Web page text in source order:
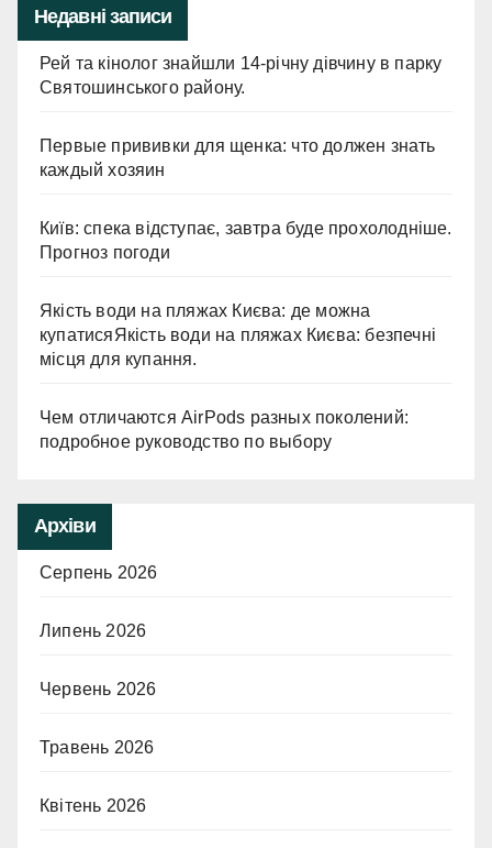
Недавні записи
Рей та кінолог знайшли 14-річну дівчину в парку
Святошинського району.
Первые прививки для щенка: что должен знать
каждый хозяин
Київ: спека відступає, завтра буде прохолодніше.
Прогноз погоди
Якість води на пляжах Києва: де можна
купатисяЯкість води на пляжах Києва: безпечні
місця для купання.
Чем отличаются AirPods разных поколений:
подробное руководство по выбору
Архіви
Серпень 2026
Липень 2026
Червень 2026
Травень 2026
Квітень 2026